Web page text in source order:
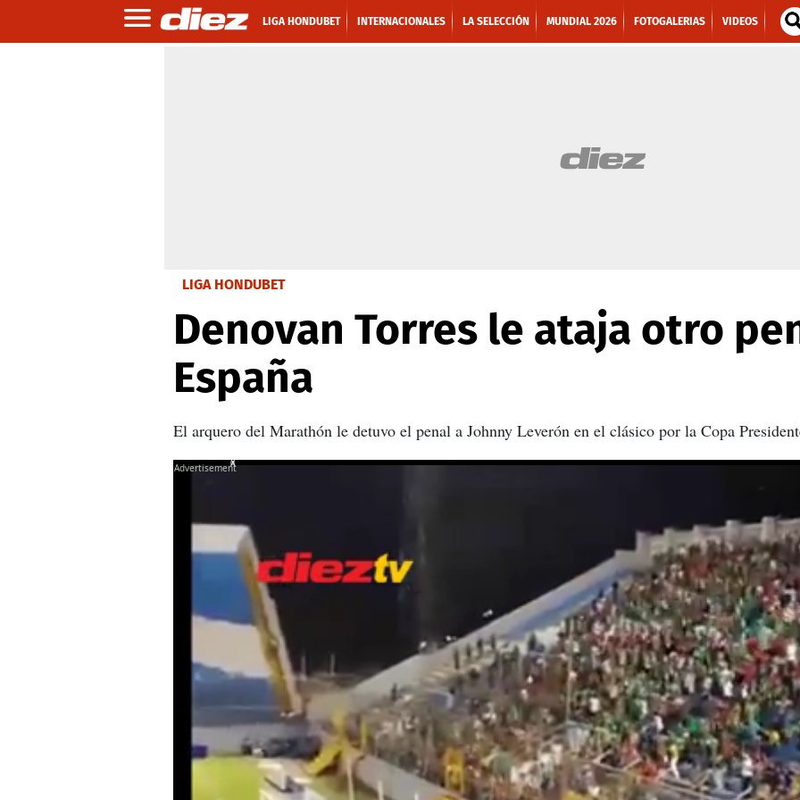
LIGA HONDUBET INTERNACIONALES LA SELECCIÓN MUNDIAL 2026 FOTOGALERIAS VIDEOS
LIGA HONDUBET
Denovan Torres le ataja otro
España
El arquero del Marathón le detuvo el penal a Johnny Leverón en el clásico por la Copa
X